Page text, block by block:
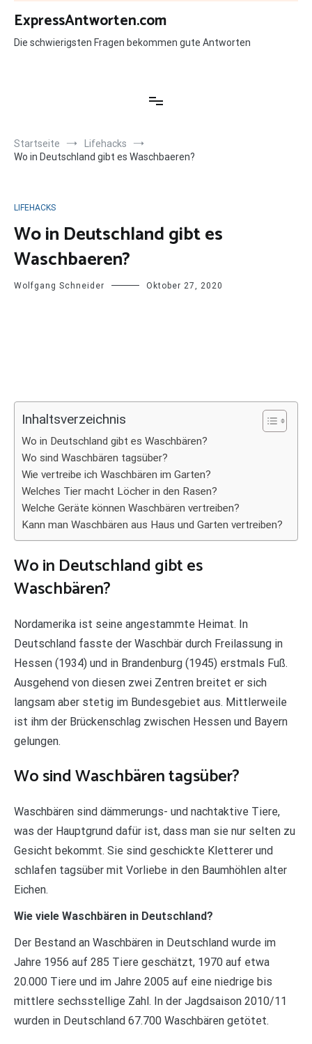
Zum
Inhalt
springen
ExpressAntworten.com
Die schwierigsten Fragen bekommen gute Antworten
Startseite
Lifehacks
Wo in Deutschland gibt es Waschbaeren?
LIFEHACKS
Wo in Deutschland gibt es
Waschbaeren?
Wolfgang Schneider Oktober 27, 2020
Inhaltsverzeichnis
Wo in Deutschland gibt es Waschbären?
Wo sind Waschbären tagsüber?
Wie vertreibe ich Waschbären im Garten?
Welches Tier macht Löcher in den Rasen?
Welche Geräte können Waschbären vertreiben?
Kann man Waschbären aus Haus und Garten vertreiben?
Wo in Deutschland gibt es
Waschbären?
Nordamerika ist seine angestammte Heimat. In
Deutschland fasste der Waschbär durch Freilassung in
Hessen (1934) und in Brandenburg (1945) erstmals Fuß.
Ausgehend von diesen zwei Zentren breitet er sich
langsam aber stetig im Bundesgebiet aus. Mittlerweile
ist ihm der Brückenschlag zwischen Hessen und Bayern
gelungen.
Wo sind Waschbären tagsüber?
Waschbären sind dämmerungs- und nachtaktive Tiere,
was der Hauptgrund dafür ist, dass man sie nur selten zu
Gesicht bekommt. Sie sind geschickte Kletterer und
schlafen tagsüber mit Vorliebe in den Baumhöhlen alter
Eichen.
Wie viele Waschbären in Deutschland?
Der Bestand an Waschbären in Deutschland wurde im
Jahre 1956 auf 285 Tiere geschätzt, 1970 auf etwa
20.000 Tiere und im Jahre 2005 auf eine niedrige bis
mittlere sechsstellige Zahl. In der Jagdsaison 2010/11
wurden in Deutschland 67.700 Waschbären getötet.